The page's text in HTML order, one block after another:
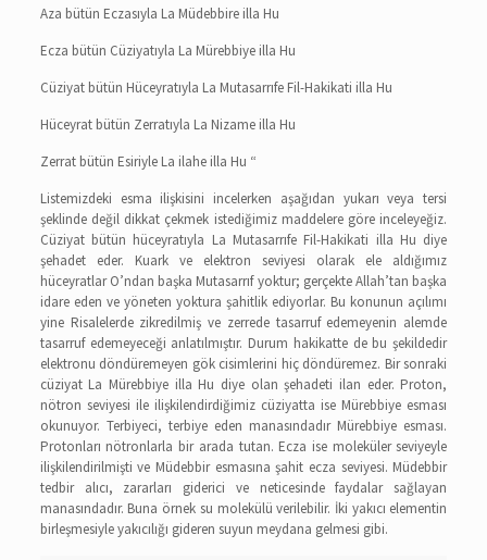
Aza bütün Eczasıyla La Müdebbire illa Hu
Ecza bütün Cüziyatıyla La Mürebbiye illa Hu
Cüziyat bütün Hüceyratıyla La Mutasarrıfe Fil-Hakikati illa Hu
Hüceyrat bütün Zerratıyla La Nizame illa Hu
Zerrat bütün Esiriyle La ilahe illa Hu “
Listemizdeki esma ilişkisini incelerken aşağıdan yukarı veya tersi
şeklinde değil dikkat çekmek istediğimiz maddelere göre inceleyeğiz.
Cüziyat bütün hüceyratıyla La Mutasarrıfe Fil-Hakikati illa Hu diye
şehadet eder. Kuark ve elektron seviyesi olarak ele aldığımız
hüceyratlar O’ndan başka Mutasarrıf yoktur; gerçekte Allah’tan başka
idare eden ve yöneten yoktura şahitlik ediyorlar. Bu konunun açılımı
yine Risalelerde zikredilmiş ve zerrede tasarruf edemeyenin alemde
tasarruf edemeyeceği anlatılmıştır. Durum hakikatte de bu şekildedir
elektronu döndüremeyen gök cisimlerini hiç döndüremez. Bir sonraki
cüziyat La Mürebbiye illa Hu diye olan şehadeti ilan eder. Proton,
nötron seviyesi ile ilişkilendirdiğimiz cüziyatta ise Mürebbiye esması
okunuyor. Terbiyeci, terbiye eden manasındadır Mürebbiye esması.
Protonları nötronlarla bir arada tutan. Ecza ise moleküler seviyeyle
ilişkilendirilmişti ve Müdebbir esmasına şahit ecza seviyesi. Müdebbir
tedbir alıcı, zararları giderici ve neticesinde faydalar sağlayan
manasındadır. Buna örnek su molekülü verilebilir. İki yakıcı elementin
birleşmesiyle yakıcılığı gideren suyun meydana gelmesi gibi.